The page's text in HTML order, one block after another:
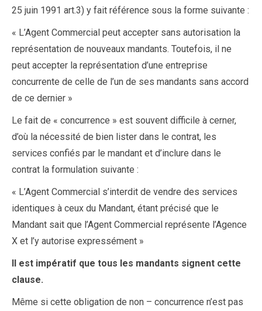
25 juin 1991 art.3) y fait référence sous la forme suivante :
« L’Agent Commercial peut accepter sans autorisation la
représentation de nouveaux mandants. Toutefois, il ne
peut accepter la représentation d’une entreprise
concurrente de celle de l’un de ses mandants sans accord
de ce dernier »
Le fait de « concurrence » est souvent difficile à cerner,
d’où la nécessité de bien lister dans le contrat, les
services confiés par le mandant et d’inclure dans le
contrat la formulation suivante :
« L’Agent Commercial s’interdit de vendre des services
identiques à ceux du Mandant, étant précisé que le
Mandant sait que l’Agent Commercial représente l’Agence
X et l’y autorise expressément »
Il est impératif que tous les mandants signent cette
clause.
Même si cette obligation de non – concurrence n’est pas